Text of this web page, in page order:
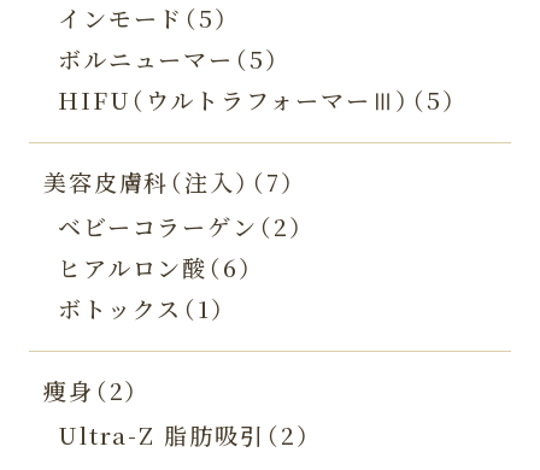
インモード（5）
ボルニューマー（5）
HIFU（ウルトラフォーマーⅢ）（5）
美容皮膚科（注入）（7）
ベビーコラーゲン（2）
ヒアルロン酸（6）
ボトックス（1）
痩身（2）
Ultra-Z 脂肪吸引（2）